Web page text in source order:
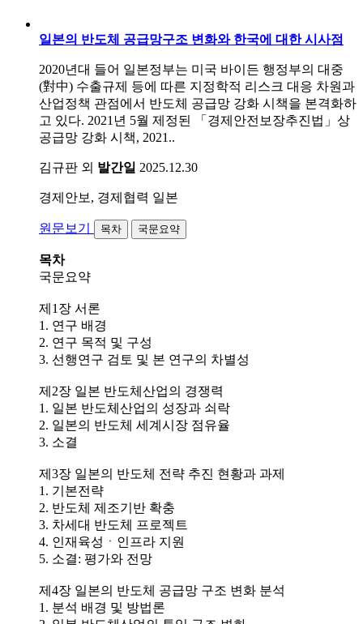
일본의 반도체 공급망구조 변화와 한국에 대한 시사점
2020년대 들어 일본정부는 미국 바이든 행정부의 대중
(對中) 수출규제 등에 따른 지정학적 리스크 대응 차원과
산업정책 관점에서 반도체 공급망 강화 시책을 본격화하
고 있다. 2021년 5월 제정된 「경제안전보장추진법」상
공급망 강화 시책, 2021..
김규판 외 발간일 2025.12.30
경제안보, 경제협력 일본
원문보기 목차 국문요약
목차
국문요약
제1장 서론
1. 연구 배경
2. 연구 목적 및 구성
3. 선행연구 검토 및 본 연구의 차별성
제2장 일본 반도체산업의 경쟁력
1. 일본 반도체산업의 성장과 쇠락
2. 일본의 반도체 세계시장 점유율
3. 소결
제3장 일본의 반도체 전략 추진 현황과 과제
1. 기본전략
2. 반도체 제조기반 확충
3. 차세대 반도체 프로젝트
4. 인재육성ㆍ인프라 지원
5. 소결: 평가와 전망
제4장 일본의 반도체 공급망 구조 변화 분석
1. 분석 배경 및 방법론